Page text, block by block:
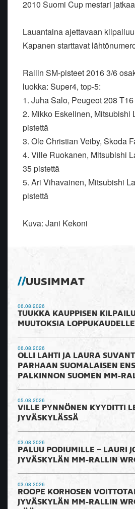
2010 Suomi Cup mestari
Lauantaina ajettavaan
Kapanen starttavat
Rallin SM-pisteet 2016 3/6
luokka: Super4, top-5:
1. Juha Salo, Peugeot 208
2. Mikko Eskelinen, Mitsubishi
pistettä
3. Ole Christian Veiby, Skoda
4. Ville Ruokanen, Mitsubishi
35 pistettä
5. Ari Vihavainen, Mitsubishi
pistettä
Kuva: Jani Kekoni
UUSIMMAT
06.08.2026
TUUKKA KAUPPISEN
MUUTOKSIA LOPPUKAUDELLE
06.08.2026
OLLI LAHTI JA LAURA
PARHAAN SUOMALAISEN
PALKINNON SUOMEN MM-
05.08.2026
VILLE PYNNÖNEN KYYDITTI
JYVÄSKYLÄSSÄ
03.08.2026
PALUU PODIUMILLE – LAURI
JYVÄSKYLÄN MM-RALLIN
03.08.2026
ROOPE KORHOSEN
JYVÄSKYLÄN MM-RALLIN